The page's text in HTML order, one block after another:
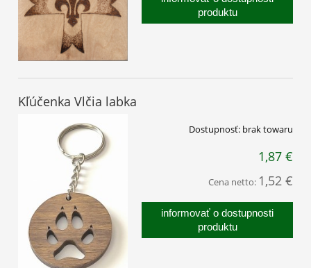
produktu
Kľúčenka Vlčia labka
Dostupnosť: brak towaru
1,87 €
Cena netto: 1,52 €
informovať o dostupnosti
produktu